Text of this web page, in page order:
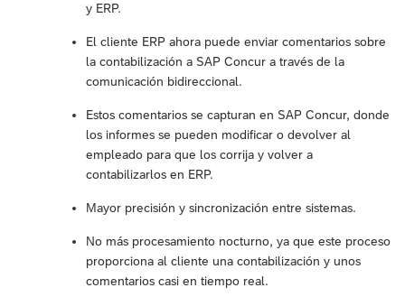
y ERP.
El cliente ERP ahora puede enviar comentarios sobre
la contabilización a SAP Concur a través de la
comunicación bidireccional.
Estos comentarios se capturan en SAP Concur, donde
los informes se pueden modificar o devolver al
empleado para que los corrija y volver a
contabilizarlos en ERP.
Mayor precisión y sincronización entre sistemas.
No más procesamiento nocturno, ya que este proceso
proporciona al cliente una contabilización y unos
comentarios casi en tiempo real.